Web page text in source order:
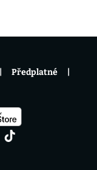
Předplatné